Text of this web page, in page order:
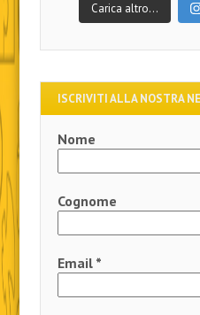
Carica altro…
ISCRIVITI ALLA NOSTRA
Nome
Cognome
Email *